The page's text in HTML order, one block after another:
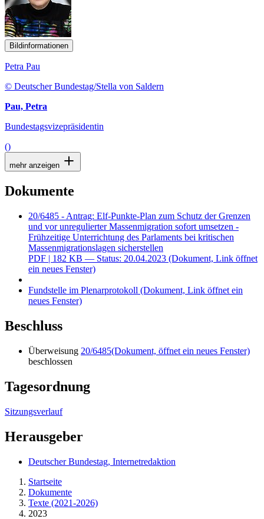
Bildinformationen
Petra Pau
© Deutscher Bundestag/Stella von Saldern
Pau, Petra
Bundestagsvizepräsidentin
()
mehr anzeigen
Dokumente
20/6485 - Antrag: Elf-Punkte-Plan zum Schutz der Grenzen
und vor unregulierter Massenmigration sofort umsetzen -
Frühzeitige Unterrichtung des Parlaments bei kritischen
Massenmigrationslagen sicherstellen
PDF | 182 KB — Status: 20.04.2023 (Dokument, Link öffnet
ein neues Fenster)
Fundstelle im Plenarprotokoll (Dokument, Link öffnet ein
neues Fenster)
Beschluss
Überweisung 20/6485(Dokument, öffnet ein neues Fenster)
beschlossen
Tagesordnung
Sitzungsverlauf
Herausgeber
Deutscher Bundestag, Internetredaktion
Startseite
Dokumente
Texte (2021-2026)
2023